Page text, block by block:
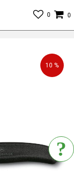
0
0
10 %